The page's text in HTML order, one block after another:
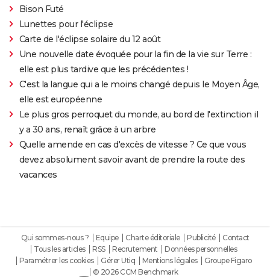
Bison Futé
Lunettes pour l'éclipse
Carte de l'éclipse solaire du 12 août
Une nouvelle date évoquée pour la fin de la vie sur Terre :
elle est plus tardive que les précédentes !
C'est la langue qui a le moins changé depuis le Moyen Âge,
elle est européenne
Le plus gros perroquet du monde, au bord de l'extinction il
y a 30 ans, renaît grâce à un arbre
Quelle amende en cas d'excès de vitesse ? Ce que vous
devez absolument savoir avant de prendre la route des
vacances
Qui sommes-nous ? Equipe Charte éditoriale Publicité
Contact
Tous les articles
RSS Recrutement
Données personnelles
Paramétrer les cookies
Gérer Utiq Mentions légales
Groupe Figaro
© 2026 CCM Benchmark